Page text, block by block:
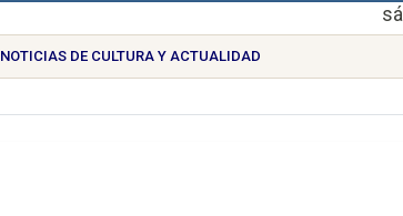
NOTICIAS DE CULTURA Y ACTUALIDAD